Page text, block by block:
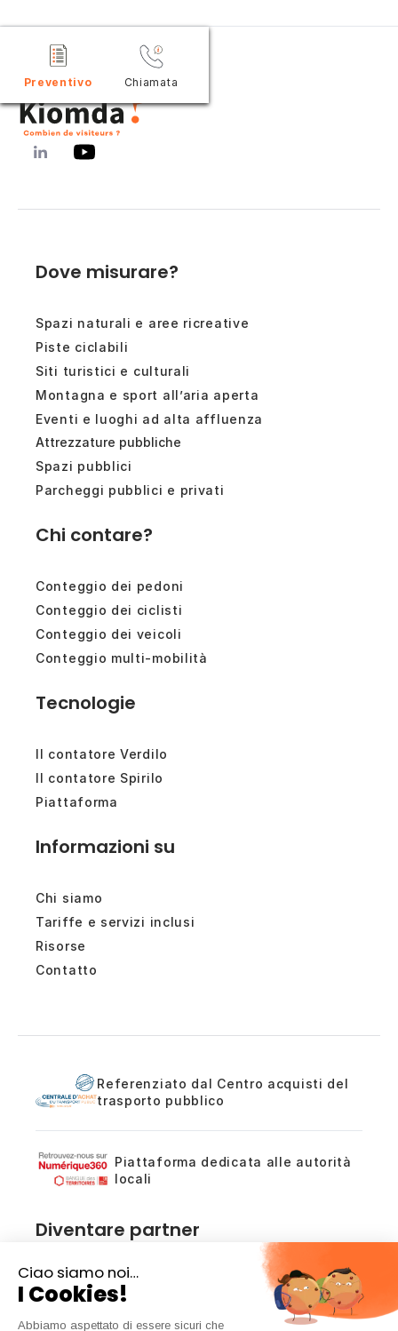
Preventivo Chiamata
Dove misurare?
Spazi naturali e aree ricreative
Piste ciclabili
Siti turistici e culturali
Montagna e sport all’aria aperta
Eventi e luoghi ad alta affluenza
Attrezzature pubbliche
Spazi pubblici
Parcheggi pubblici e privati
Chi contare?
Conteggio dei pedoni
Conteggio dei ciclisti
Conteggio dei veicoli
Conteggio multi-mobilità
Tecnologie
Il contatore Verdilo
Il contatore Spirilo
Piattaforma
Informazioni su
Chi siamo
Tariffe e servizi inclusi
Risorse
Contatto
Referenziato dal Centro acquisti del
trasporto pubblico
Piattaforma dedicata alle autorità
locali
Diventare partner
Sei un rivenditore, integratore o prescrittore?
Parliamo delle opportunità di collaborazione
relative alle nostre soluzioni di conteggio.